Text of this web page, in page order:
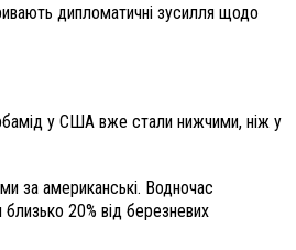
дипломатичні зусилля щодо
у США вже стали нижчими, ніж у
за американські. Водночас
20% від березневих